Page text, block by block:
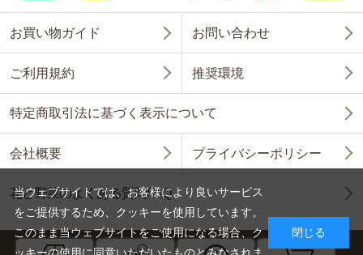
お買い物ガイド お問い合わせ
ご利用規約 推奨環境
特定商取引法に基づく表示について
会社概要 プライバシーポリシー
花と野菜のよくある質問FAQ
当ウェブサイトでは、お客様により良いサービス
をご提供するため、クッキーを使用しています。
このまま当ウェブサイトをご使用になる場合、ク
閉じる